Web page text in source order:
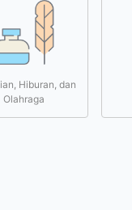
Hiburan, dan
Olahraga